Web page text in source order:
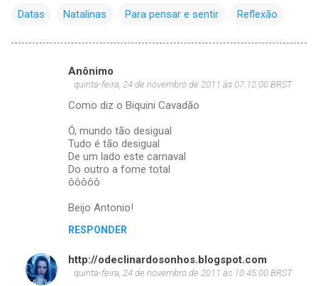
Datas Natalinas Para pensar e sentir Reflexão
o
s
Anônimo
quinta-feira, 24 de novembro de 2011 às 07:12:00 BRST
Como diz o Biquini Cavadão
Ó, mundo tão desigual
Tudo é tão desigual
De um lado este carnaval
Do outro a fome total
ôôôôô
Beijo Antonio!
RESPONDER
http://odeclinardosonhos.blogspot.com
quinta-feira, 24 de novembro de 2011 às 10:45:00 BRST